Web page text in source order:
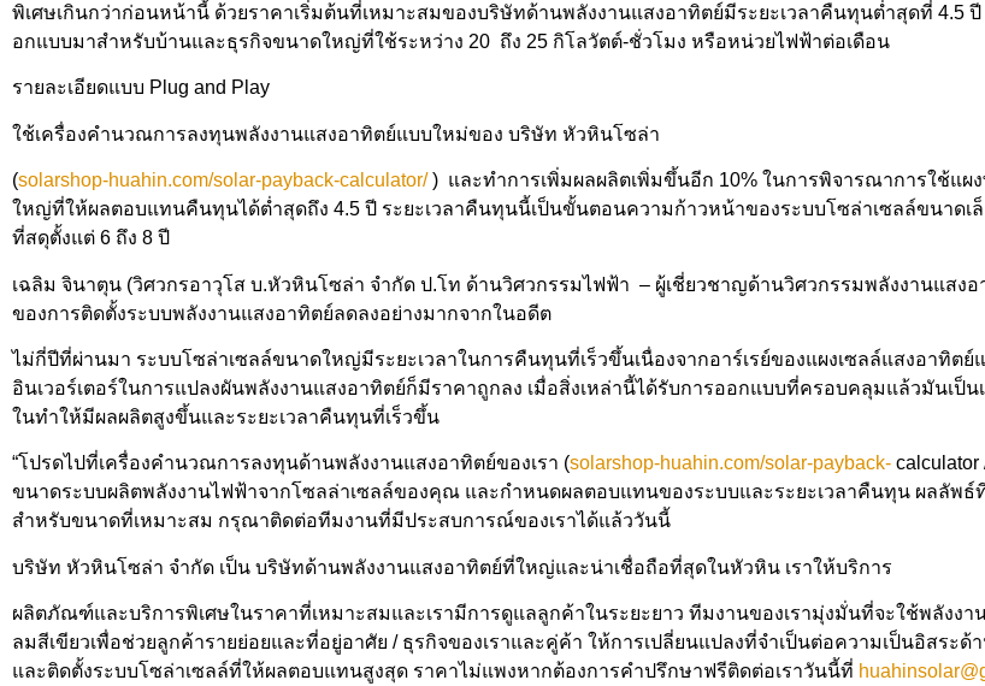
พิเศษเกินกว่าก่อนหน้านี้ ด้วยราคาเริ่มต้นที่เหมาะสมของบริษัทด้านพลังงานแสงอาทิตย์มีระยะเวลาคืนทุนต่ำสุดที่ 4.5 ปี
อกแบบมาสำหรับบ้านและธุรกิจขนาดใหญ่ที่ใช้ระหว่าง 20 ถึง 25 กิโลวัตต์-ชั่วโมง หรือหน่วยไฟฟ้าต่อเดือน
รายละเอียดแบบ Plug and Play
ใช้เครื่องคำนวณการลงทุนพลังงานแสงอาทิตย์แบบใหม่ของ บริษัท หัวหินโซล่า
(solarshop-huahin.com/solar-payback-calculator/) และทำการเพิ่มผลผลิตเพิ่มขึ้นอีก 10% ในการพิจารณาการใช้แผ
ใหญ่ที่ให้ผลตอบแทนคืนทุนได้ต่ำสุดถึง 4.5 ปี ระยะเวลาคืนทุนนี้เป็นขั้นตอนความก้าวหน้าของระบบโซล่าเซลล์ขนาดเ
ที่สดุตั้งแต่ 6 ถึง 8 ปี
เฉลิม จินาตุน (วิศวกรอาวุโส บ.หัวหินโซล่า จำกัด ป.โท ด้านวิศวกรรมไฟฟ้า – ผู้เชี่ยวชาญด้านวิศวกรรมพลังงานแสง
ของการติดตั้งระบบพลังงานแสงอาทิตย์ลดลงอย่างมากจากในอดีต
ไม่กี่ปีที่ผ่านมา ระบบโซล่าเซลล์ขนาดใหญ่มีระยะเวลาในการคืนทุนที่เร็วขึ้นเนื่องจากอาร์เรย์ของแผงเซลล์แสงอาทิตย์
อินเวอร์เตอร์ในการแปลงผันพลังงานแสงอาทิตย์ก็มีราคาถูกลง เมื่อสิ่งเหล่านี้ได้รับการออกแบบที่ครอบคลุมแล้วมันเป็น
ในทำให้มีผลผลิตสูงขึ้นและระยะเวลาคืนทุนที่เร็วขึ้น
“โปรดไปที่เครื่องคำนวณการลงทุนด้านพลังงานแสงอาทิตย์ของเรา (solarshop-huahin.com/solar-payback- calculator
ขนาดระบบผลิตพลังงานไฟฟ้าจากโซลล่าเซลล์ของคุณ และกำหนดผลตอบแทนของระบบและระยะเวลาคืนทุน ผลลัพธ์
สำหรับขนาดที่เหมาะสม กรุณาติดต่อทีมงานที่มีประสบการณ์ของเราได้แล้ววันนี้
บริษัท หัวหินโซล่า จำกัด เป็น บริษัทด้านพลังงานแสงอาทิตย์ที่ใหญ่และน่าเชื่อถือที่สุดในหัวหิน เราให้บริการ
ผลิตภัณฑ์และบริการพิเศษในราคาที่เหมาะสมและเรามีการดูแลลูกค้าในระยะยาว ทีมงานของเรามุ่งมั่นที่จะใช้พลังงา
ลมสีเขียวเพื่อช่วยลูกค้ารายย่อยและที่อยู่อาศัย / ธุรกิจของเราและคู่ค้า ให้การเปลี่ยนแปลงที่จำเป็นต่อความเป็นอิสระด้
และติดตั้งระบบโซล่าเซลล์ที่ให้ผลตอบแทนสูงสุด ราคาไม่แพงหากต้องการคำปรึกษาฟรีติดต่อเราวันนี้ที่